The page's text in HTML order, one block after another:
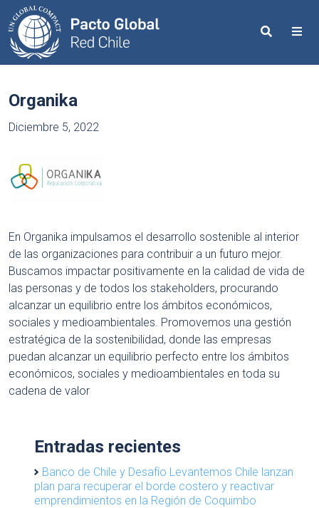
Search
Organika
Diciembre 5, 2022
En Organika impulsamos el desarrollo sostenible al interior
de las organizaciones para contribuir a un futuro mejor.
Buscamos impactar positivamente en la calidad de vida de
las personas y de todos los stakeholders, procurando
alcanzar un equilibrio entre los ámbitos económicos,
sociales y medioambientales. Promovemos una gestión
estratégica de la sostenibilidad, donde las empresas
puedan alcanzar un equilibrio perfecto entre los ámbitos
económicos, sociales y medioambientales en toda su
cadena de valor
Entradas recientes
Banco de Chile y Desafío Levantemos Chile lanzan
plan para recuperar el borde costero y reactivar
emprendimientos en la Región de Coquimbo